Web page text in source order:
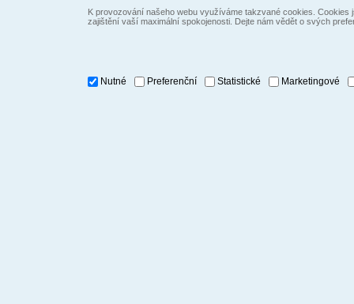
K provozování našeho webu využíváme takzvané cookies.
zajištění vaší maximální spokojenosti. Dejte nám vědět o svých
Nutné Preferenční Statistické Marketingové